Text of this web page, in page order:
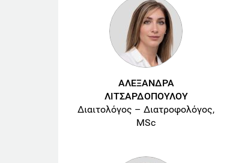
ΑΛΕΞΑΝΔΡΑ
ΛΙΤΣΑΡΔΟΠΟΥΛΟΥ
Διαιτολόγος – Διατροφολόγος,
MSc